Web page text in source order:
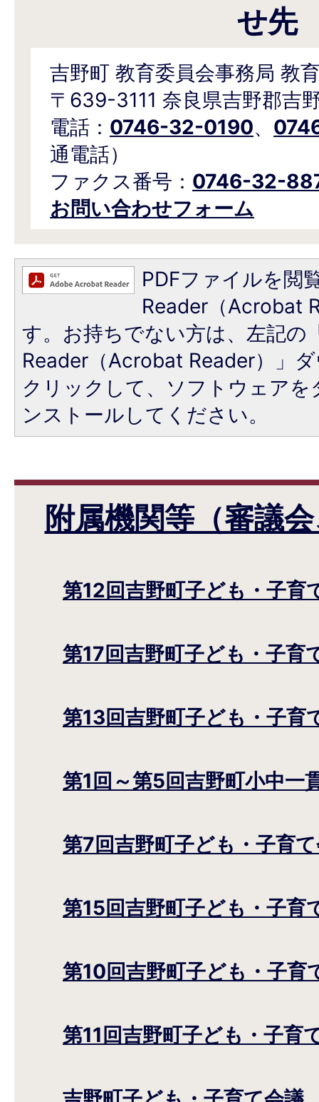
せ先
吉野町 教育委員会事務局 教
〒639-3111 奈良県吉野郡吉
電話： 0746-32-0190、
通電話）
ファクス番号： 0746-32-
お問い合わせフォーム
PDFファイルを閲
Reader（Acrobat
す。お持ちでない方は、左記の
Reader（Acrobat Reader）」
クリックして、ソフトウェア
ンストールしてください。
附属機関等（審議
第12回吉野町子ども・子育
第17回吉野町子ども・子育
第13回吉野町子ども・子育
第1回～第5回吉野町小中一
第7回吉野町子ども・子育
第15回吉野町子ども・子育
第10回吉野町子ども・子育
第11回吉野町子ども・子育